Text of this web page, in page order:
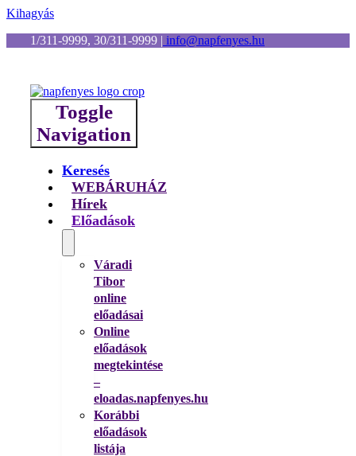
Kihagyás
1/311-9999, 30/311-9999 | info@napfenyes.hu
Toggle
Navigation
Keresés
WEBÁRUHÁZ
Hírek
Előadások
Váradi
Tibor
online
előadásai
Online
előadások
megtekintése
–
eloadas.napfenyes.hu
Korábbi
előadások
listája